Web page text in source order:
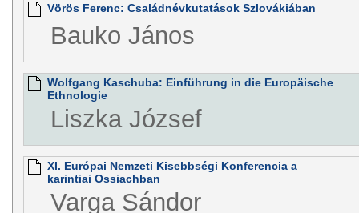
Vörös Ferenc: Családnévkutatások Szlovákiában
Bauko János
Wolfgang Kaschuba: Einführung in die Europäische
Ethnologie
Liszka József
XI. Európai Nemzeti Kisebbségi Konferencia a
karintiai Ossiachban
Varga Sándor